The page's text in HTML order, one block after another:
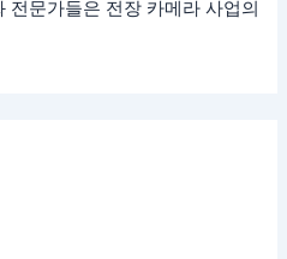
전문가들은 전장 카메라 사업의